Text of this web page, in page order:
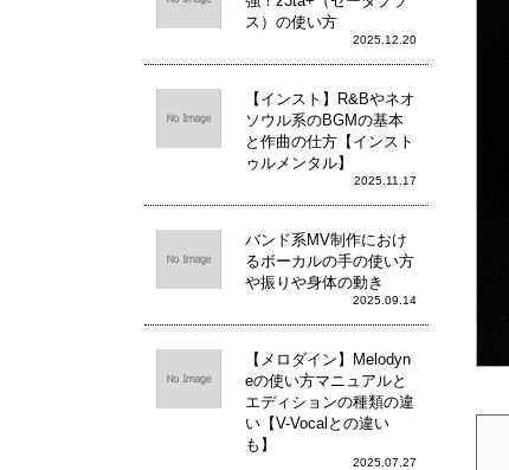
ス）の使い方
2025.12.20
【インスト】R&Bやネオ
ソウル系のBGMの基本
と作曲の仕方【インスト
ゥルメンタル】
2025.11.17
バンド系MV制作におけ
るボーカルの手の使い方
や振りや身体の動き
2025.09.14
【メロダイン】Melodyn
eの使い方マニュアルと
エディションの種類の違
い【V-Vocalとの違い
も】
2025.07.27